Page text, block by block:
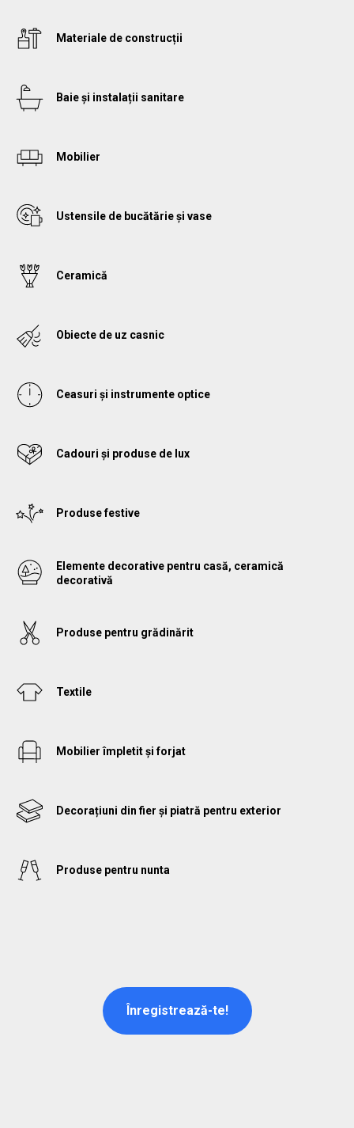
Materiale de construcții
Baie și instalații sanitare
Mobilier
Ustensile de bucătărie și vase
Ceramică
Obiecte de uz casnic
Ceasuri și instrumente optice
Cadouri și produse de lux
Produse festive
Elemente decorative pentru casă, ceramică
decorativă
Produse pentru grădinărit
Textile
Mobilier împletit și forjat
Decorațiuni din fier și piatră pentru exterior
Produse pentru nunta
Înregistrează-te!